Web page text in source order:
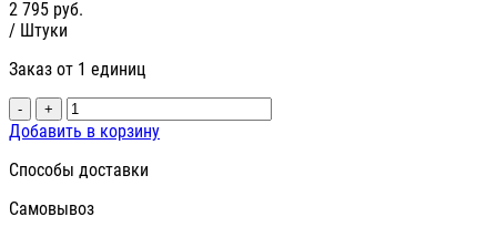
2 795 руб.
/ Штуки
Заказ от 1 единиц
- +
Добавить в корзину
Способы доставки
Самовывоз